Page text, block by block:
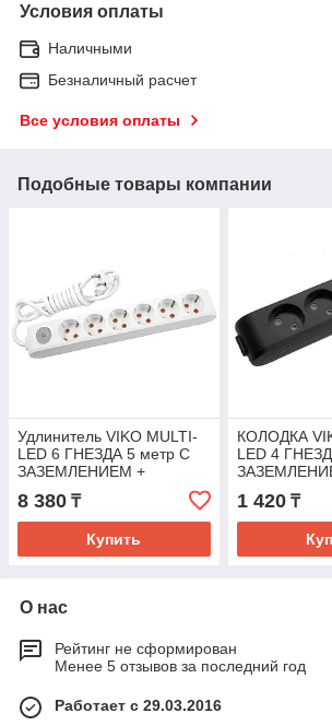
Условия оплаты
Наличными
Безналичный расчет
Все условия оплаты
Подобные товары компании
Удлинитель VIKO MULTI-
LED 6 ГНЕЗДА 5 метр C
ЗАЗЕМЛЕНИЕМ +
ВЫКЛЮЧАТЕЛЕМ 6X5M
8 380 ₸
Купить
КОЛОДКА
LED 4
ЗАЩИТОЙ
1 420₸
О нас
Рейтинг не сформирован
Менее 5 отзывов за последний год
Работает с 29.03.2016